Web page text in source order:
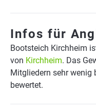
Infos für
Bootsteich Kirchheim
von Kirchheim. Das
Mitgliedern sehr wenig
bewertet.